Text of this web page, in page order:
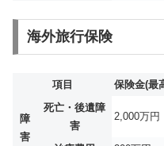
海外旅行保険
項目 保険金(最
障
害
死亡・後遺障
害
2,000万円